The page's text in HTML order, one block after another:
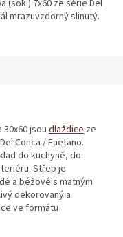
(sokl) 7x60 ze série Del
mrazuvzdorný slinutý.
30x60 jsoudlaždice ze
Conca / Faetano.
do kuchyně, do
Střep je
a béžové s matným
dekorovaný a
ve formátu